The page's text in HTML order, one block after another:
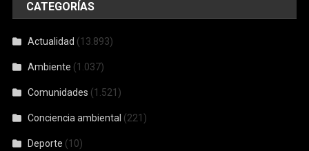
CATEGORÍAS
Actualidad (13.893)
Ambiente (1.037)
Comunidades (1.521)
Conciencia ambiental (221)
Deporte (10)